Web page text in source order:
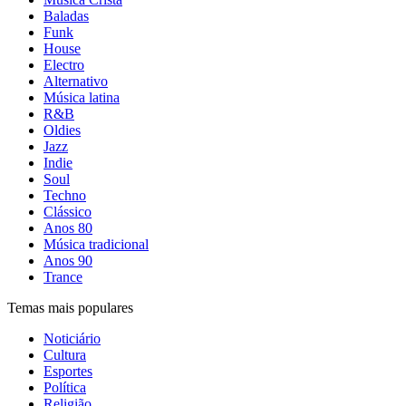
Baladas
Funk
House
Electro
Alternativo
Música latina
R&B
Oldies
Jazz
Indie
Soul
Techno
Clássico
Anos 80
Música tradicional
Anos 90
Trance
Temas mais populares
Noticiário
Cultura
Esportes
Política